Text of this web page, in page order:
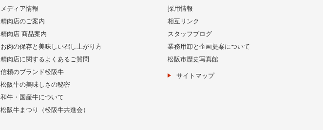
メディア情報
精肉店のご案内
精肉店 商品案内
お肉の保存と美味しい召し上がり方
精肉店に関するよくあるご質問
信頼のブランド松阪牛
松阪牛の美味しさの秘密
和牛・国産牛について
松阪牛まつり（松阪牛共進会）
採用情報
相互リンク
スタッフブログ
業務用卸と企画提案について
松阪市歴史写真館
サイトマップ